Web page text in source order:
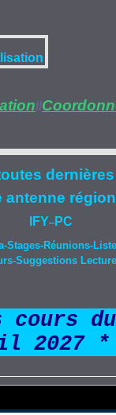
//
antenne
IFY–PC
Stages-Réunions-
Suggestions
cours
2027 *